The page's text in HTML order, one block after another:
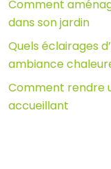
Comment
dans son jardin
Quels éclairages
ambiance
Comment rendre
accueillant